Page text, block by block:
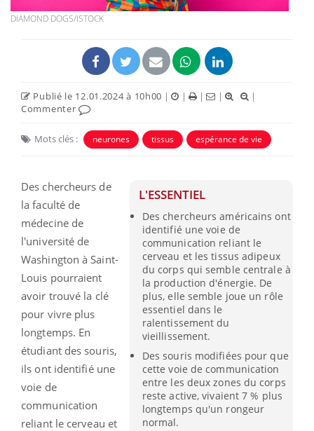
DIAMOND DOGS/ISTOCK
Publié le 12.01.2024 à 10h00 | | | |
|
Commenter
Mots clés : neurones tissus espérance de vie
L'ESSENTIEL
Des chercheurs américains ont
identifié une voie de
communication reliant le
cerveau et les tissus adipeux
du corps qui semble centrale à
la production d'énergie. De
plus, elle semble joue un rôle
essentiel dans le
ralentissement du
vieillissement.
Des souris modifiées pour que
cette voie de communication
entre les deux zones du corps
reste active, vivaient 7 % plus
longtemps qu'un rongeur
normal.
Des chercheurs de
la faculté de
médecine de
l'université de
Washington à Saint-
Louis pourraient
avoir trouvé la clé
pour vivre plus
longtemps. En
étudiant des souris,
ils ont identifié une
voie de
communication
reliant le cerveau et